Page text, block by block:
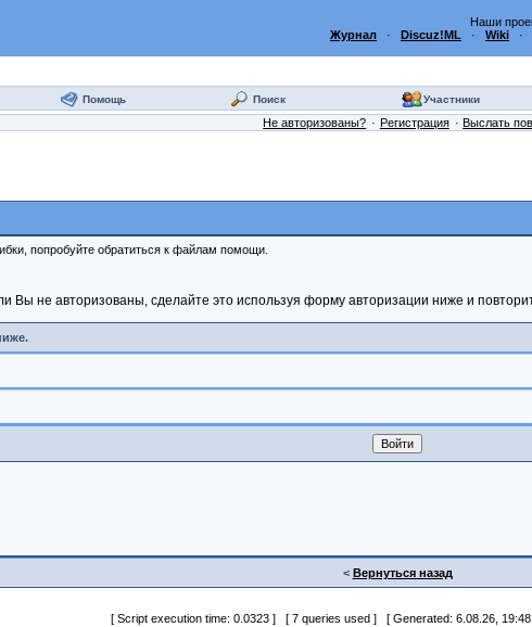
Наши
Журнал · Discuz!ML · Wiki ·
Помощь Поиск Участники
Не авторизованы? Регистрация Выслать
попробуйте обратиться к файлам помощи.
Вы не авторизованы, сделайте это используя форму авторизации ниже и
< Вернуться назад
[ Script execution time: 0.0323 ] [ 7 queries used ] [ Generated: 6.08.26,